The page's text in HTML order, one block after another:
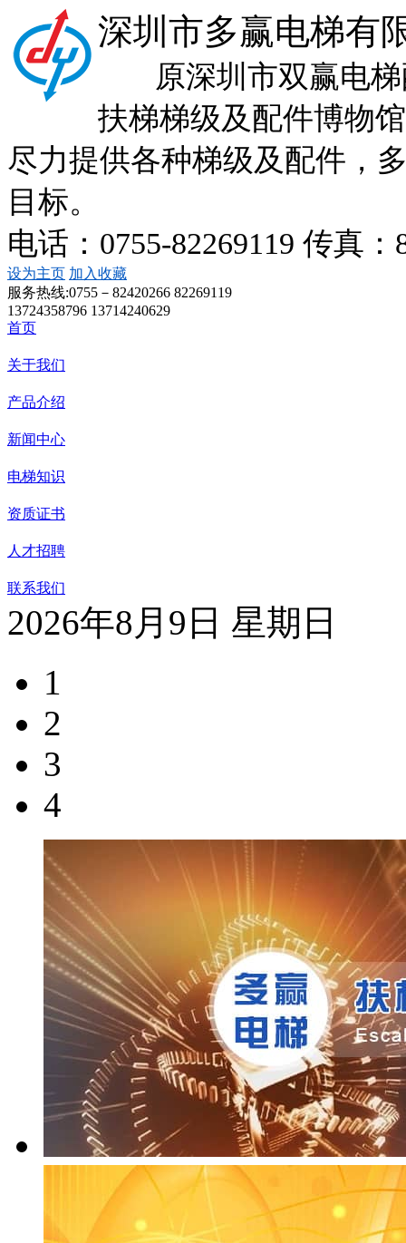
深圳市多赢电梯有
原深圳市双赢电梯
扶梯梯级及配件博物
尽力提供各种梯级及配件，
目标。
电话：0755-82269119 传真
设为主页 加入收藏
服务热线:0755－82420266 82269119
13724358796 13714240629
首页
关于我们
产品介绍
新闻中心
电梯知识
资质证书
人才招聘
联系我们
2026年8月9日 星期日
1
2
3
4